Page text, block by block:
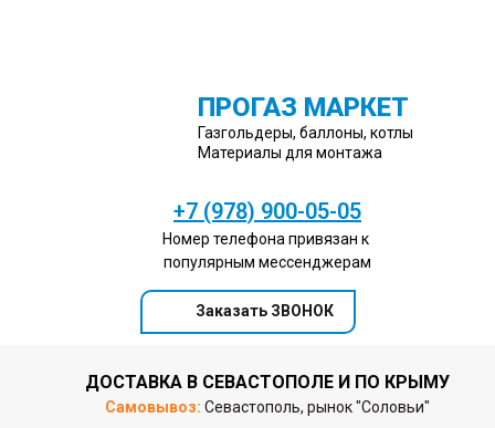
ПРОГАЗ МАРКЕТ
Газгольдеры, баллоны, котлы
Материалы для монтажа
+7 (978) 900-05-05
Номер телефона привязан к
популярным мессенджерам
Заказать ЗВОНОК
ДОСТАВКА В СЕВАСТОПОЛЕ И ПО КРЫМУ
Самовывоз: Севастополь, рынок "Соловьи"